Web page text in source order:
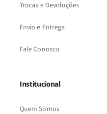
Trocas e Devoluções
Envio e Entrega
Fale Conosco
Institucional
Quem Somos